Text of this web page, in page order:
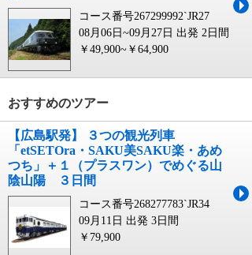
コース番号267299992`JR27
08月06日~09月27日 出発 2日間
￥49,900~￥64,900
おすすめのツアー
【広島駅発】 ３つの観光列車
「etSETOra・SAKU美SAKU楽・あめ
つち」＋１（プラスワン）でめぐる山
陰山陽 ３日間
コース番号268277783`JR34
09月11日 出発 3日間
￥79,900